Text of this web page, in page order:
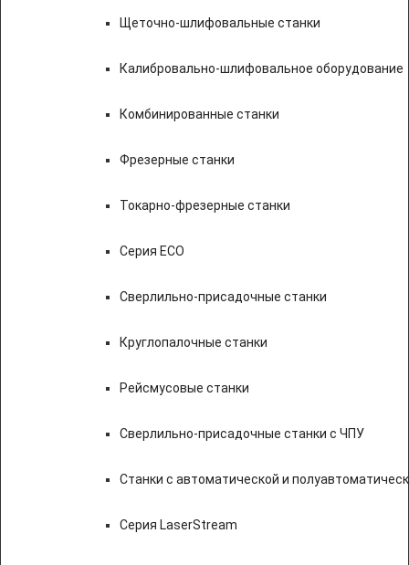
Щеточно-шлифовальные станки
Калибровально-шлифовальное оборудование
Комбинированные станки
Фрезерные станки
Токарно-фрезерные станки
Серия ECO
Сверлильно-присадочные станки
Круглопалочные станки
Рейсмусовые станки
Сверлильно-присадочные станки с ЧПУ
Станки с автоматической и
Серия LaserStream